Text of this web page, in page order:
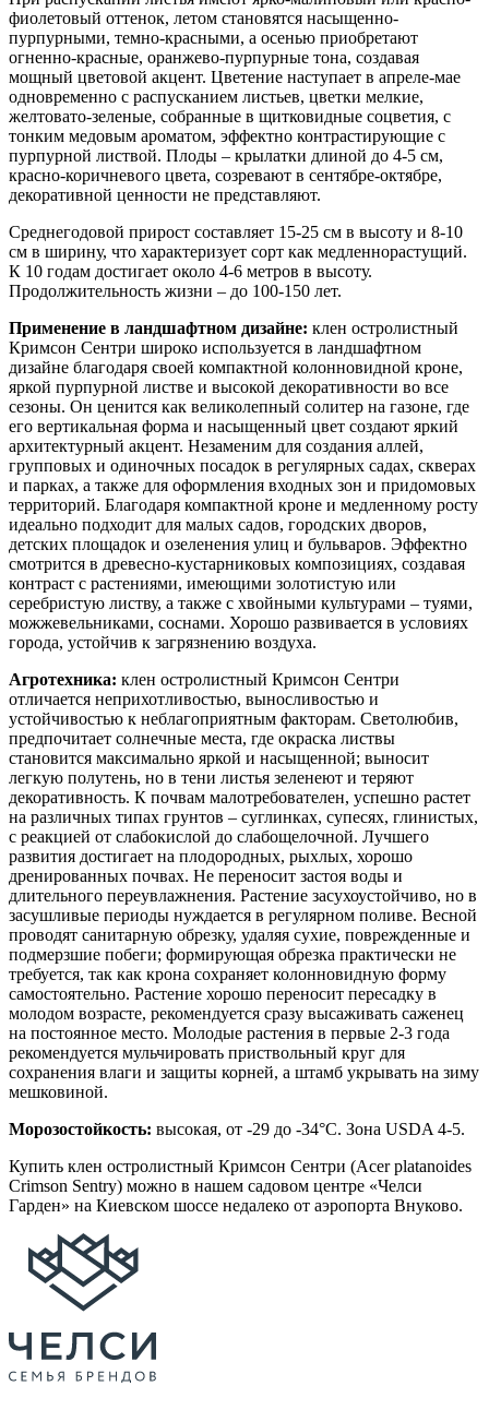
фиолетовый оттенок, летом становятся насыщенно-
пурпурными, темно-красными, а осенью приобретают
огненно-красные, оранжево-пурпурные тона, создавая
мощный цветовой акцент. Цветение наступает в апреле-мае
одновременно с распусканием листьев, цветки мелкие,
желтовато-зеленые, собранные в щитковидные соцветия, с
тонким медовым ароматом, эффектно контрастирующие с
пурпурной листвой. Плоды – крылатки длиной до 4-5 см,
красно-коричневого цвета, созревают в сентябре-октябре,
декоративной ценности не представляют.
Среднегодовой прирост составляет 15-25 см в высоту и 8-10
см в ширину, что характеризует сорт как медленнорастущий.
К 10 годам достигает около 4-6 метров в высоту.
Продолжительность жизни – до 100-150 лет.
Применение в ландшафтном дизайне: клен остролистный
Кримсон Сентри широко используется в ландшафтном
дизайне благодаря своей компактной колонновидной кроне,
яркой пурпурной листве и высокой декоративности во все
сезоны. Он ценится как великолепный солитер на газоне, где
его вертикальная форма и насыщенный цвет создают яркий
архитектурный акцент. Незаменим для создания аллей,
групповых и одиночных посадок в регулярных садах, скверах
и парках, а также для оформления входных зон и придомовых
территорий. Благодаря компактной кроне и медленному росту
идеально подходит для малых садов, городских дворов,
детских площадок и озеленения улиц и бульваров. Эффектно
смотрится в древесно-кустарниковых композициях, создавая
контраст с растениями, имеющими золотистую или
серебристую листву, а также с хвойными культурами – туями,
можжевельниками, соснами. Хорошо развивается в условиях
города, устойчив к загрязнению воздуха.
Агротехника: клен остролистный Кримсон Сентри
отличается неприхотливостью, выносливостью и
устойчивостью к неблагоприятным факторам. Светолюбив,
предпочитает солнечные места, где окраска листвы
становится максимально яркой и насыщенной; выносит
легкую полутень, но в тени листья зеленеют и теряют
декоративность. К почвам малотребователен, успешно растет
на различных типах грунтов – суглинках, супесях, глинистых,
с реакцией от слабокислой до слабощелочной. Лучшего
развития достигает на плодородных, рыхлых, хорошо
дренированных почвах. Не переносит застоя воды и
длительного переувлажнения. Растение засухоустойчиво, но в
засушливые периоды нуждается в регулярном поливе. Весной
проводят санитарную обрезку, удаляя сухие, поврежденные и
подмерзшие побеги; формирующая обрезка практически не
требуется, так как крона сохраняет колонновидную форму
самостоятельно. Растение хорошо переносит пересадку в
молодом возрасте, рекомендуется сразу высаживать саженец
на постоянное место. Молодые растения в первые 2-3 года
рекомендуется мульчировать приствольный круг для
сохранения влаги и защиты корней, а штамб укрывать на зиму
мешковиной.
Морозостойкость: высокая, от -29 до -34°C. Зона USDA 4-5.
Купить клен остролистный Кримсон Сентри (Acer platanoides
Crimson Sentry) можно в нашем садовом центре «Челси
Гарден» на Киевском шоссе недалеко от аэропорта Внуково.